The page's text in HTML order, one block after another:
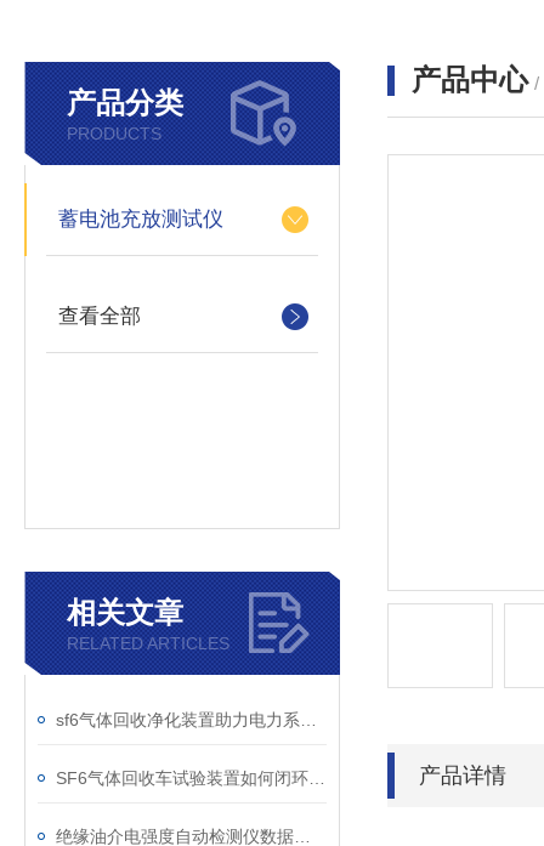
产品分类
PRODUCTS
蓄电池充放测试仪
查看全部
相关文章
RELATED ARTICLES
产品中心 /
产品详情